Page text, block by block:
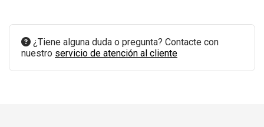
¿Tiene alguna duda o pregunta? Contacte con
nuestro servicio de atención al cliente